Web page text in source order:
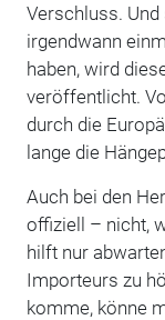
Verschluss.
irgendwann
haben, wird
veröffentlicht.
durch die
lange die
Auch bei den
offiziell – nicht,
hilft nur
Importeurs zu
komme, könne